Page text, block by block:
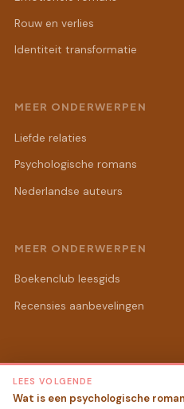
Rouw en verlies
Identiteit transformatie
MEER ONDERWERPEN
Liefde relaties
Psychologische romans
Nederlandse auteurs
MEER ONDERWERPEN
Boekenclub leesgids
Recensies aanbevelingen
© 2026 Sandra's Romanwereld
LEES VOLGENDE